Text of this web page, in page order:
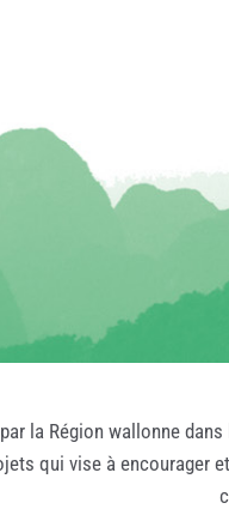
la Région wallonne
qui vise à encourager